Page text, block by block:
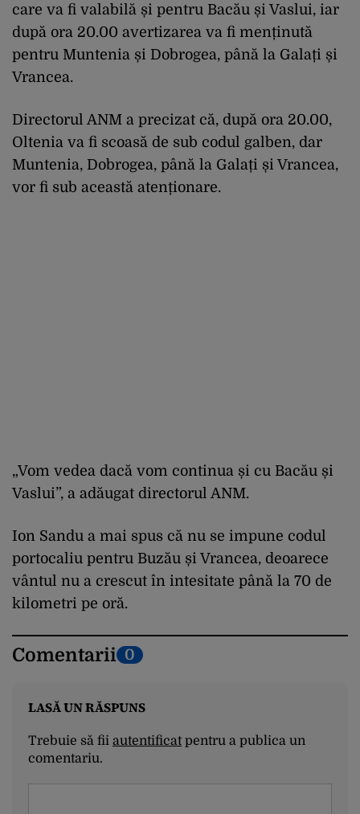
care va fi valabilă și pentru Bacău și Vaslui, iar
după ora 20.00 avertizarea va fi menținută
pentru Muntenia și Dobrogea, până la Galați și
Vrancea.
Directorul ANM a precizat că, după ora 20.00,
Oltenia va fi scoasă de sub codul galben, dar
Muntenia, Dobrogea, până la Galați și Vrancea,
vor fi sub această atenționare.
„Vom vedea dacă vom continua și cu Bacău și
Vaslui”, a adăugat directorul ANM.
Ion Sandu a mai spus că nu se impune codul
portocaliu pentru Buzău și Vrancea, deoarece
vântul nu a crescut în intesitate până la 70 de
kilometri pe oră.
Comentarii 0
LASĂ UN RĂSPUNS
Trebuie să fii autentificatpentru a publica un
comentariu.